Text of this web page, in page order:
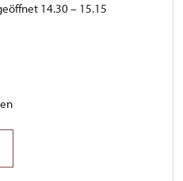
14.30 – 15.15